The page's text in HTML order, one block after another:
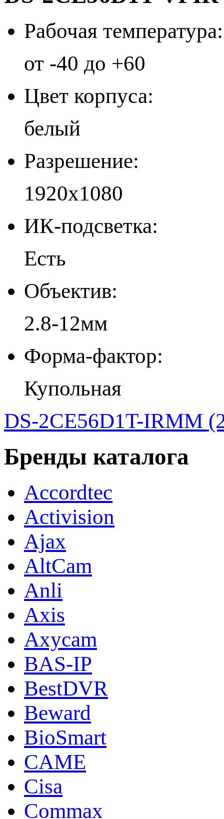
Рабочая температура:
от -40 до +60
Цвет корпуса:
белый
Разрешение:
1920x1080
ИК-подсветка:
Есть
Объектив:
2.8-12мм
Форма-фактор:
Купольная
DS-2CE56D1T-IRMM
Бренды каталога
Accordtec
Activision
Ajax
AltCam
Anli
Axis
Axycam
BAS-IP
BestDVR
Beward
BioSmart
CAME
Cisa
Commax